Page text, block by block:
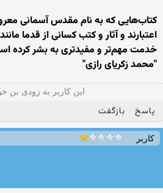
کتاب‌هایی که به نام مقدس آسمانی
اعتبارند و آثار و کتب کسانی از قدما
خدمت مهم‌تر و مفید‌تری به‌ بشر کرده
"محمد زکریای رازی"
این کاربر به زودی بن
پاسخ بازگفت
کاربر